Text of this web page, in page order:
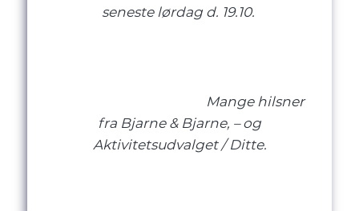
seneste lørdag d. 19.10.
Mange hilsner
fra Bjarne & Bjarne, – og
Aktivitetsudvalget / Ditte.